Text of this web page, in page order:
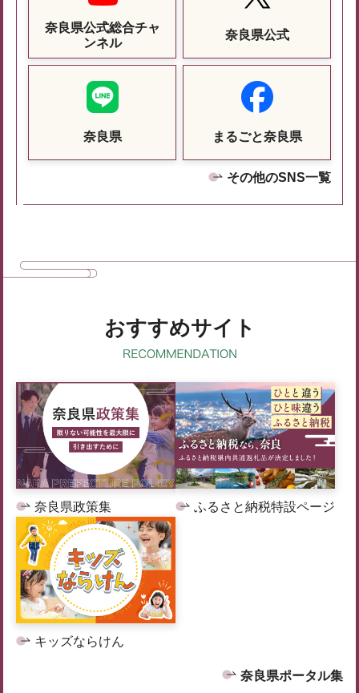
奈良県公式総合チャ
ンネル
奈良県公式
奈良県 まるごと奈良県
その他のSNS一覧
おすすめサイト
奈良県政策集 ふるさと納税特設ページ
キッズならけん
奈良県ポータル集